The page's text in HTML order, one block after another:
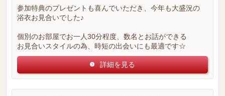
参加特典のプレゼントも喜んでいただき、今年も大盛況の
浴衣お見合いでした♪
個別のお部屋でお一人30分程度、数名とお話ができる
お見合いスタイルの為、時短の出会いにも最適です☆
詳細を見る